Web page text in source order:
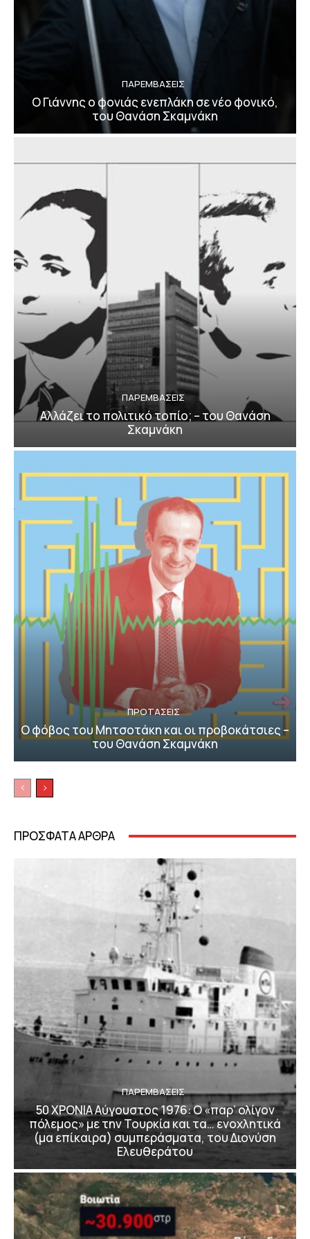
ΠΑΡΕΜΒΑΣΕΙΣ
Ο Γιάννης ο φονιάς ενεπλάκη σε νέο φονικό,
του Θανάση Σκαμνάκη
ΠΑΡΕΜΒΑΣΕΙΣ
Αλλάζει το πολιτικό τοπίο; – του Θανάση
Σκαμνάκη
ΠΡΟΤΑΣΕΙΣ
Ο φόβος του Μητσοτάκη και οι προβοκάτσιες –
του Θανάση Σκαμνάκη
ΠΡΟΣΦΑΤΑ ΑΡΘΡΑ
ΠΑΡΕΜΒΑΣΕΙΣ
50 ΧΡΟΝΙΑ Αύγουστος 1976: Ο «παρ’ ολίγον
πόλεμος» με την Τουρκία και τα… ενοχλητικά
(μα επίκαιρα) συμπεράσματα, του Διονύση
Ελευθεράτου